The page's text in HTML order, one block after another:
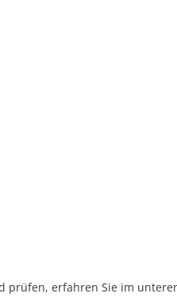
erfahren Sie im